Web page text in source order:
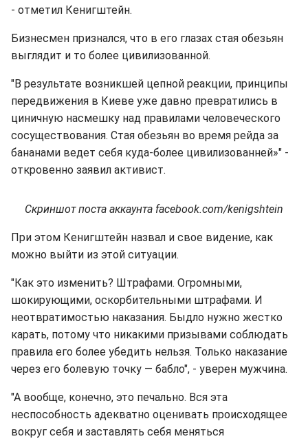
- отметил Кенигштейн.
Бизнесмен признался, что в его глазах стая обезьян
выглядит и то более цивилизованной.
"В результате возникшей цепной реакции, принципы
передвижения в Киеве уже давно превратились в
циничную насмешку над правилами человеческого
сосуществования. Стая обезьян во время рейда за
бананами ведет себя куда-более цивилизованней»" -
откровенно заявил активист.
Скриншот поста аккаунта facebook.com/kenigshtein
При этом Кенигштейн назвал и свое видение, как
можно выйти из этой ситуации.
"Как это изменить? Штрафами. Огромными,
шокирующими, оскорбительными штрафами. И
неотвратимостью наказания. Быдло нужно жестко
карать, потому что никакими призывами соблюдать
правила его более убедить нельзя. Только наказание
через его болевую точку — бабло", - уверен мужчина.
"А вообще, конечно, это печально. Вся эта
неспособность адекватно оценивать происходящее
вокруг себя и заставлять себя меняться